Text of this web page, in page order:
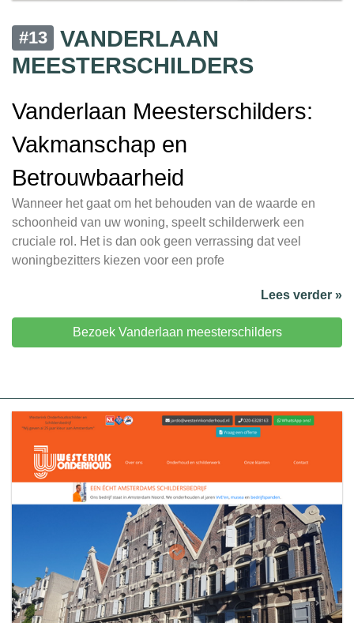
#13
VANDERLAAN
MEESTERSCHILDERS
Vanderlaan Meesterschilders:
Vakmanschap en
Betrouwbaarheid
Wanneer het gaat om het behouden van de waarde en
schoonheid van uw woning, speelt schilderwerk een
cruciale rol. Het is dan ook geen verrassing dat veel
woningbezitters kiezen voor een profe
Lees verder »
Bezoek Vanderlaan meesterschilders